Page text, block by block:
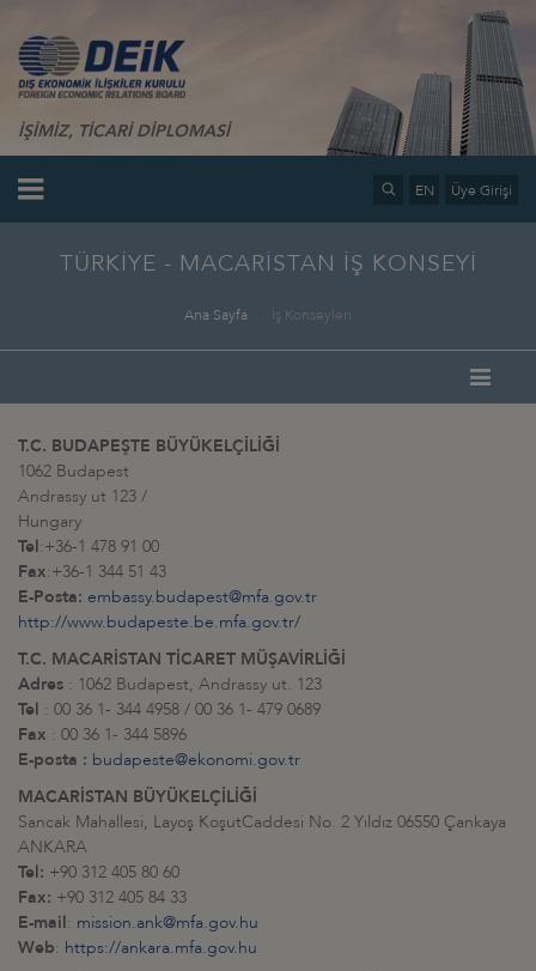
İŞİMİZ, TİCARİ DİPLOMASİ
EN Üye Girişi
TÜRKİYE - MACARİSTAN İŞ KONSEYİ
Ana Sayfa İş Konseyleri
T.C. BUDAPEŞTE BÜYÜKELÇİLİĞİ
1062 Budapest
Andrassy ut 123 /
Hungary
Tel:+36-1 478 91 00
Fax:+36-1 344 51 43
E-Posta: embassy.budapest@mfa.gov.tr
http://www.budapeste.be.mfa.gov.tr/
T.C. MACARİSTAN TİCARET MÜŞAVİRLİĞİ
Adres : 1062 Budapest, Andrassy ut. 123
Tel : 00 36 1- 344 4958 / 00 36 1- 479 0689
Fax : 00 36 1- 344 5896
E-posta : budapeste@ekonomi.gov.tr
MACARİSTAN BÜYÜKELÇİLİĞİ
Sancak Mahallesi, Layoş KoşutCaddesi No. 2 Yıldız 06550 Çankaya
ANKARA
Tel: +90 312 405 80 60
Fax: +90 312 405 84 33
E-mail: mission.ank@mfa.gov.hu
Web: https://ankara.mfa.gov.hu